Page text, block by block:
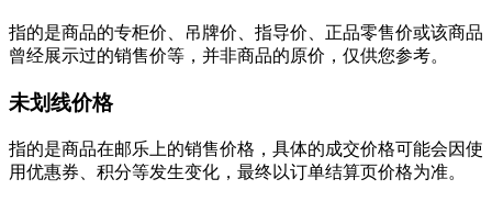
指的是商品的专柜价、吊牌价、指导价、正品零售价或该商品
曾经展示过的销售价等，并非商品的原价，仅供您参考。
未划线价格
指的是商品在邮乐上的销售价格，具体的成交价格可能会因使
用优惠券、积分等发生变化，最终以订单结算页价格为准。